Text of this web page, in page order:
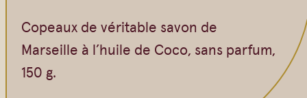
Copeaux de véritable savon de
Marseille à l’huile de Coco, sans parfum,
150 g.